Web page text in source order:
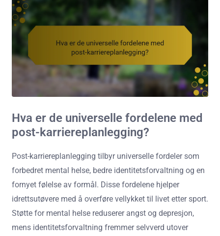
Hva er de universelle fordelene med
post-karriereplanlegging?
Post-karriereplanlegging tilbyr universelle fordeler som
forbedret mental helse, bedre identitetsforvaltning og en
fornyet følelse av formål. Disse fordelene hjelper
idrettsutøvere med å overføre vellykket til livet etter sport.
Støtte for mental helse reduserer angst og depresjon,
mens identitetsforvaltning fremmer selvverd utover